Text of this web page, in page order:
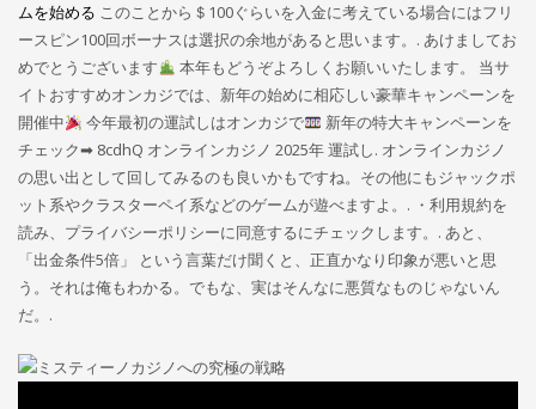
ムを始める このことから＄100ぐらいを入金に考えている場合にはフリ
ースピン100回ボーナスは選択の余地があると思います。. あけましてお
めでとうございます
本年もどうぞよろしくお願いいたします。 当サ
イトおすすめオンカジでは、新年の始めに相応しい豪華キャンペーンを
開催中
今年最初の運試しはオンカジで
新年の特大キャンペーンを
チェック➡ 8cdhQ オンラインカジノ 2025年 運試し. オンラインカジノ
の思い出として回してみるのも良いかもですね。その他にもジャックポ
ット系やクラスターペイ系などのゲームが遊べますよ。. ・利用規約を
読み、プライバシーポリシーに同意するにチェックします。. あと、
「出金条件5倍」 という言葉だけ聞くと、正直かなり印象が悪いと思
う。それは俺もわかる。でもな、実はそんなに悪質なものじゃないん
だ。.